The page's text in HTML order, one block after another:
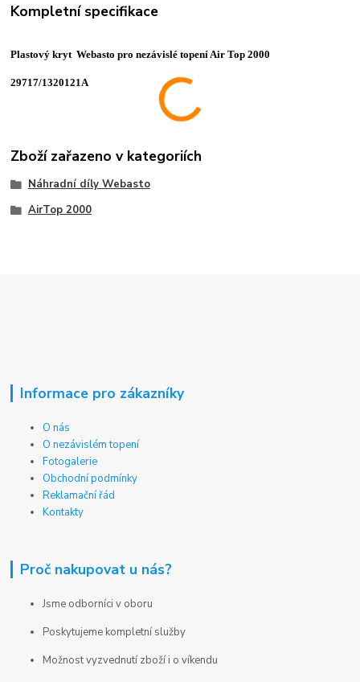
Kompletní specifikace
Plastový kryt Webasto pro nezávislé topení Air Top 2000
29717/1320121A
Zboží zařazeno v kategoriích
Náhradní díly Webasto
AirTop 2000
Informace pro zákazníky
O nás
O nezávislém topení
Fotogalerie
Obchodní podmínky
Reklamační řád
Kontakty
Proč nakupovat u nás?
Jsme odborníci v oboru
Poskytujeme kompletní služby
Možnost vyzvednutí zboží i o víkendu